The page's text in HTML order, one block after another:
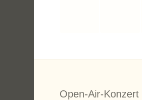
Open-Air-Konzert